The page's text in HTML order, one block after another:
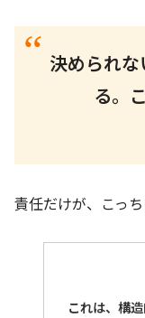
決められ
る。
責任だけが、こっち
これは、構